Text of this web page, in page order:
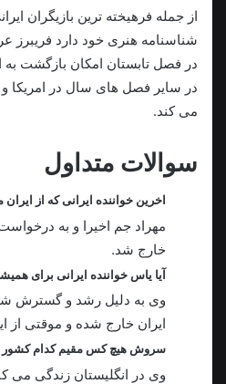
از جمله فرهیخته ترین بازیگران
شناسنامه هنری خود دارد فریبرز
در فصل تابستان امکان بازگشت به
در سایر فصل های سال در امریکا و
می کند.
سوالات متداول
اخرین خواننده ایرانی که از
مهراد جم اخیرا و به درخواست
خارج شد.
آیا یاس خواننده ایرانی برای
وی به دلیل رشد و گسترش
ایران خارج شده و موقتی
سروش هیچ کس مقیم کدام
وی در انگلیستان زندگی می